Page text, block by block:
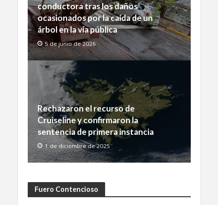
conductora tras los daños
ocasionados por la caída de un
árbol en la vía pública
5 de junio de 2026
Rechazaron el recurso de
Cruiseline y confirmaron la
sentencia de primera instancia
1 de diciembre de 2025
Fuero Contencioso